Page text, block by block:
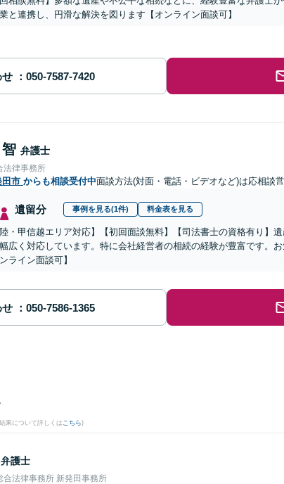
と連携し、円滑な解決を図ります【オンライン面談可】
せ
弁護士
法律事務所
田市 からも相談受付中面談方法(対面・電話・ビデオなど)は応相談
遺留分 事例を見る(1件) 料金表を見る
陸・甲信越エリア対応】【初回面談無料】【司法書士の資格有り】
広く対応しています。特に会社経営者の相続の経験が豊富です。
ンライン面談可】
せ
果について詳しくは こちら)
弁護士
合法律事務所 新発田事務所